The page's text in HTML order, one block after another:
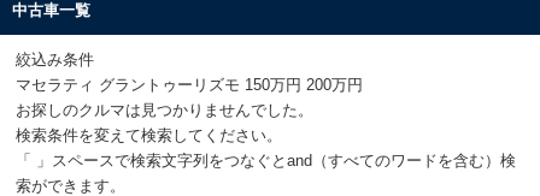
中古車一覧
絞込み条件
マセラティ グラントゥーリズモ 150万円 200万円
お探しのクルマは見つかりませんでした。
検索条件を変えて検索してください。
「 」スペースで検索文字列をつなぐとand（すべてのワードを含む）検
索ができます。